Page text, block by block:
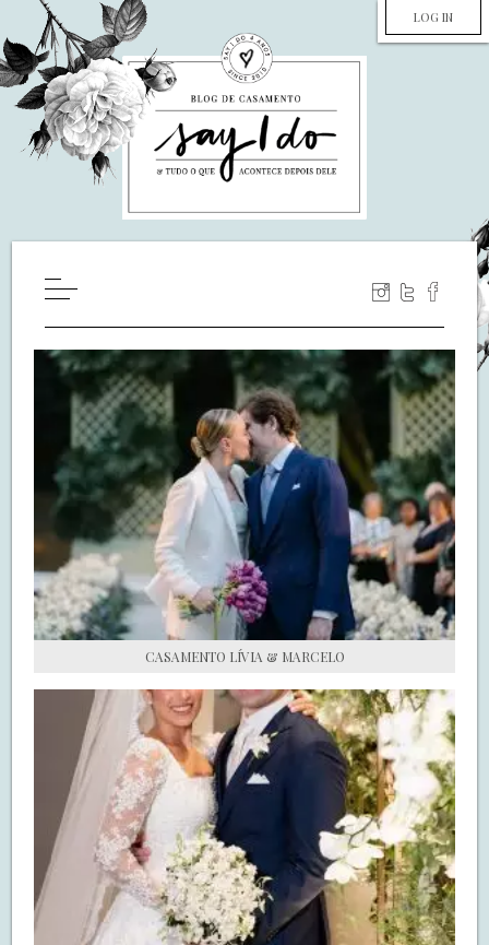
LOG IN
WILL YOU MARRY ME?
LUA DE MEL
COZINHA
DECORAÇÃO
DE NOIVA PRA NOIVA
S.O.S CASADAS
FALE COM O SAY I DO
CASAMENTO LÍVIA & MARCELO